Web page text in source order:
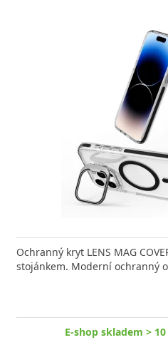
Ochranný kryt LENS MAG
stojánkem. Moderní ochranný
E-shop skladem >
FIXED zajistí rychlé a
moderního smartphonu,
E-shop skladem > 10 ks,